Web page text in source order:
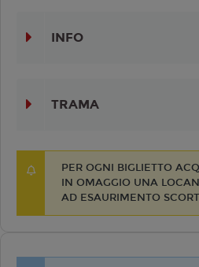
INFO
TRAMA
PER OGNI BIGLIETTO
IN OMAGGIO UNA
AD ESAURIMENTO